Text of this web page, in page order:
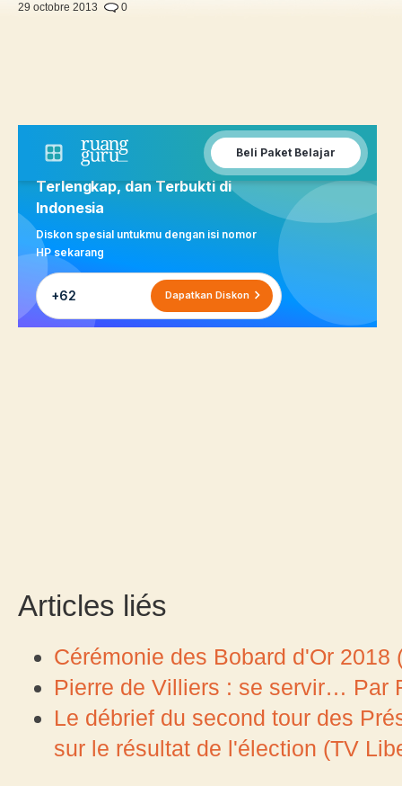
29 octobre 2013 0
Articles liés
Cérémonie des Bobard d'Or 2018
Pierre de Villiers : se servir… Par
Le débrief du second tour des
sur le résultat de l'élection (TV